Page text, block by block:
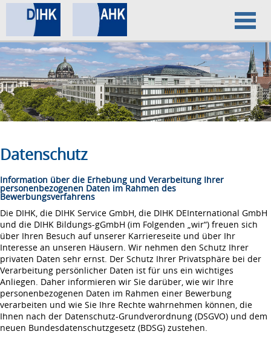
Home
Datenschutz
Impressum
Datenschutz
Information über die Erhebung und Verarbeitung Ihrer
personenbezogenen Daten im Rahmen des
Bewerbungsverfahrens
Die DIHK, die DIHK Service GmbH, die DIHK DEInternational GmbH
und die DIHK Bildungs-gGmbH (im Folgenden „wir“) freuen sich
über Ihren Besuch auf unserer Karriereseite und über Ihr
Interesse an unseren Häusern. Wir nehmen den Schutz Ihrer
privaten Daten sehr ernst. Der Schutz Ihrer Privatsphäre bei der
Verarbeitung persönlicher Daten ist für uns ein wichtiges
Anliegen. Daher informieren wir Sie darüber, wie wir Ihre
personenbezogenen Daten im Rahmen einer Bewerbung
verarbeiten und wie Sie Ihre Rechte wahrnehmen können, die
Ihnen nach der Datenschutz-Grundverordnung (DSGVO) und dem
neuen Bundesdatenschutzgesetz (BDSG) zustehen.